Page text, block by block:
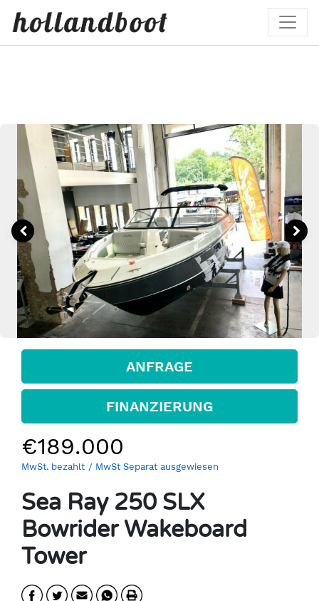
€189.000
MwSt. bezahlt / MwSt Separat ausgewiesen
Sea Ray 250 SLX
Bowrider Wakeboard
Tower
ANFRAGE
FINANZIERUNG